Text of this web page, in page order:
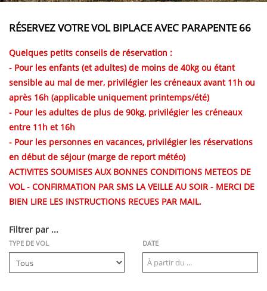
RÉSERVEZ VOTRE VOL BIPLACE AVEC PARAPENTE 66
Quelques petits conseils de réservation :
- Pour les enfants (et adultes) de moins de 40kg ou étant
sensible au mal de mer, privilégier les créneaux avant 11h ou
après 16h (applicable uniquement printemps/été)
- Pour les adultes de plus de 90kg, privilégier les créneaux
entre 11h et 16h
- Pour les personnes en vacances, privilégier les réservations
en début de séjour (marge de report météo)
ACTIVITES SOUMISES AUX BONNES CONDITIONS METEOS DE
VOL - CONFIRMATION PAR SMS LA VEILLE AU SOIR - MERCI DE
BIEN LIRE LES INSTRUCTIONS RECUES PAR MAIL.
Filtrer par ...
TYPE DE VOL DATE